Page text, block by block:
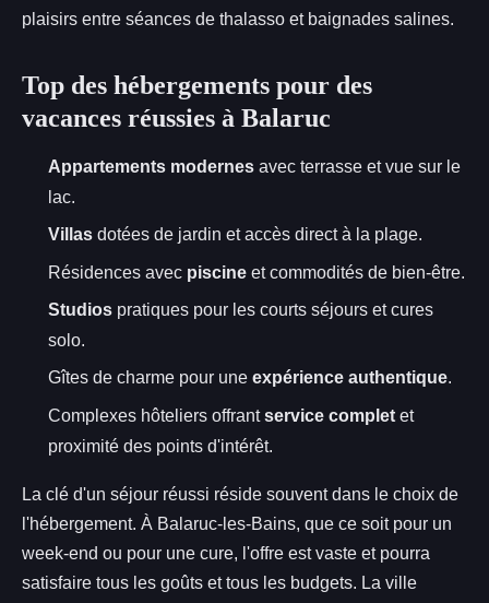
plaisirs entre séances de thalasso et baignades salines.
Top des hébergements pour des
vacances réussies à Balaruc
Appartements modernes avec terrasse et vue sur le
lac.
Villas dotées de jardin et accès direct à la plage.
Résidences avec piscine et commodités de bien-être.
Studios pratiques pour les courts séjours et cures
solo.
Gîtes de charme pour une expérience authentique.
Complexes hôteliers offrantservice complet et
proximité des points d'intérêt.
La clé d'un séjour réussi réside souvent dans le choix de
l'hébergement. À Balaruc-les-Bains, que ce soit pour un
week-end ou pour une cure, l'offre est vaste et pourra
satisfaire tous les goûts et tous les budgets. La ville